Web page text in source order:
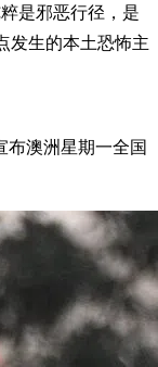
是邪恶行径，是
发生的本土恐怖主
布澳洲星期一全国